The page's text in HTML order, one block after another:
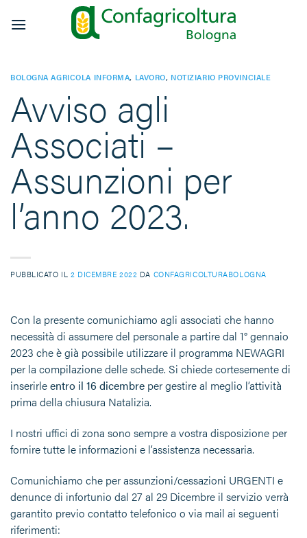
BOLOGNA AGRICOLA INFORMA, LAVORO, NOTIZIARIO PROVINCIALE
Avviso agli
Associati –
Assunzioni per
l’anno 2023.
PUBBLICATO IL 2 DICEMBRE 2022 DA CONFAGRICOLTURABOLOGNA
Con la presente comunichiamo agli associati che hanno
necessità di assumere del personale a partire dal 1° gennaio
2023 che è già possibile utilizzare il programma NEWAGRI
per la compilazione delle schede. Si chiede cortesemente di
inserirleentro il 16 dicembre per gestire al meglio l’attività
prima della chiusura Natalizia.
I nostri uffici di zona sono sempre a vostra disposizione per
fornire tutte le informazioni e l’assistenza necessaria.
Comunichiamo che per assunzioni/cessazioni URGENTI e
denunce di infortunio dal 27 al 29 Dicembre il servizio verrà
garantito previo contatto telefonico o via mail ai seguenti
riferimenti: